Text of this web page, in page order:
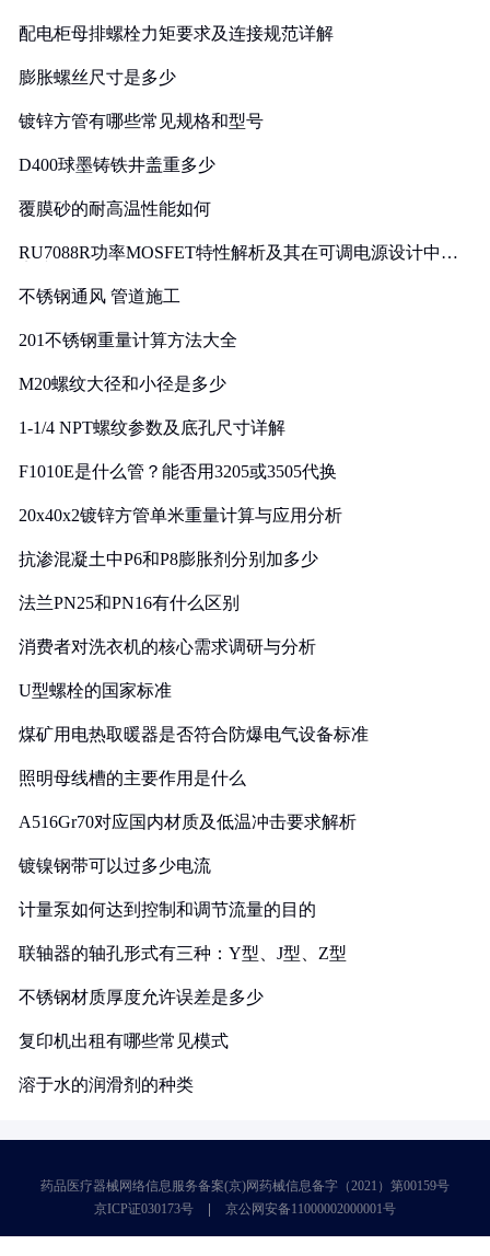
配电柜母排螺栓力矩要求及连接规范详解
膨胀螺丝尺寸是多少
镀锌方管有哪些常见规格和型号
D400球墨铸铁井盖重多少
覆膜砂的耐高温性能如何
RU7088R功率MOSFET特性解析及其在可调电源设计中的
不锈钢通风 管道施工
201不锈钢重量计算方法大全
M20螺纹大径和小径是多少
1-1/4 NPT螺纹参数及底孔尺寸详解
F1010E是什么管？能否用3205或3505代换
20x40x2镀锌方管单米重量计算与应用分析
抗渗混凝土中P6和P8膨胀剂分别加多少
法兰PN25和PN16有什么区别
消费者对洗衣机的核心需求调研与分析
U型螺栓的国家标准
煤矿用电热取暖器是否符合防爆电气设备标准
照明母线槽的主要作用是什么
A516Gr70对应国内材质及低温冲击要求解析
镀镍钢带可以过多少电流
计量泵如何达到控制和调节流量的目的
联轴器的轴孔形式有三种：Y型、J型、Z型
不锈钢材质厚度允许误差是多少
复印机出租有哪些常见模式
溶于水的润滑剂的种类
药品医疗器械网络信息服务备案(京)网药械信息备字（2021）第00159号
京ICP证030173号
京公网安备11000002000001号